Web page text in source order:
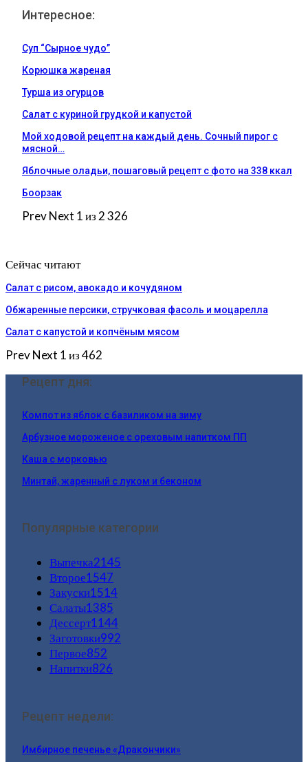
Интересное:
Суп “Сырное чудо”
Корюшка жареная
Турша из огурцов
Салат с куриной грудкой и капустой
Мой ходовой рецепт на каждый день. Сочный пирог с
мясной…
Яблочные оладьи, пошаговый рецепт с фото на 338 ккал
Боорзак
PrevNext 1 из 2 326
Сейчас читают
Салат с рисом, авокадо и кочудяном
Обжаренные персики, стручковая фасоль и моцарелла
Салат с капустой и копчёным мясом
PrevNext 1 из 462
Рецепт дня:
Компот из яблок с базиликом на зиму
Арбузное мороженое с ореховым напитком ПП
Каша с морковью
Минтай, жаренный с луком и беконом
Популярные категории
Выпечка2145
Второе1547
Закуски1514
Салаты1385
Дессерт1144
Заготовки992
Первое852
Напитки826
Рецепт недели:
Имбирное печенье «Дракончики»